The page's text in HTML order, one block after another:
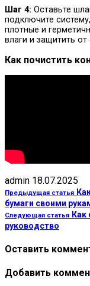
Шаг 4: Оставьте
подключите
плотные и
влаги и защитить
Как почистить
admin 18.07.2025
Предыдущая статья
бумаги своими
Следующая статья Как
руководство
Оставить
Добавить